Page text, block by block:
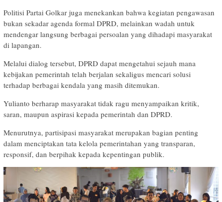
Politisi Partai Golkar juga menekankan bahwa kegiatan pengawasan
bukan sekadar agenda formal DPRD, melainkan wadah untuk
mendengar langsung berbagai persoalan yang dihadapi masyarakat
di lapangan.
Melalui dialog tersebut, DPRD dapat mengetahui sejauh mana
kebijakan pemerintah telah berjalan sekaligus mencari solusi
terhadap berbagai kendala yang masih ditemukan.
Yulianto berharap masyarakat tidak ragu menyampaikan kritik,
saran, maupun aspirasi kepada pemerintah dan DPRD.
Menurutnya, partisipasi masyarakat merupakan bagian penting
dalam menciptakan tata kelola pemerintahan yang transparan,
responsif, dan berpihak kepada kepentingan publik.